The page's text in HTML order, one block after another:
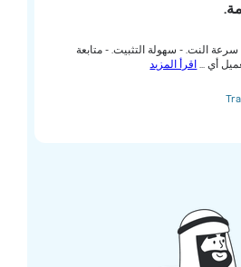
- سهولة التثبيت. - متابعة
اقرأ المزيد